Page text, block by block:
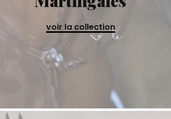
voir la collection